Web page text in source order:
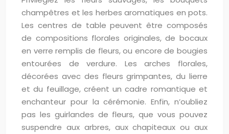
champêtres et les herbes aromatiques en pots.
Les centres de table peuvent être composés
de compositions florales originales, de bocaux
en verre remplis de fleurs, ou encore de bougies
entourées de verdure. Les arches florales,
décorées avec des fleurs grimpantes, du lierre
et du feuillage, créent un cadre romantique et
enchanteur pour la cérémonie. Enfin, n’oubliez
pas les guirlandes de fleurs, que vous pouvez
suspendre aux arbres, aux chapiteaux ou aux